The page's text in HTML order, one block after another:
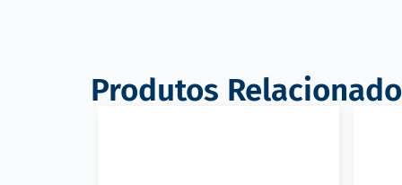
Produtos